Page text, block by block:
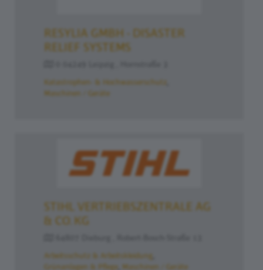
RESYLIA GMBH - DISASTER
RELIEF SYSTEMS
Katastrophen- & Hochwasserschutz
Maschinen / Geräte
STIHL VERTRIEBSZENTRALE AG
& CO. KG
Arbeitsschutz & Arbeitskleidung
Grünanlagen & Pflege Maschinen / Geräte